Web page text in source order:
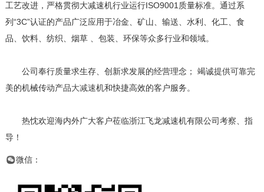
工艺改进，严格贯彻大减速机行业运行ISO9001质量标准。通过系
列“3C”认证的产品广泛应用于冶金、矿山、输送、水利、化工、食
品、饮料、纺织、烟草 、包装、环保等众多行业和领域。
公司奉行质量求生存、创新求发展的经营理念； 竭诚提供可靠完
美的机械传动产品大减速机和快捷高效的客户服务。
热忱欢迎海内外广大客户莅临浙江飞龙减速机有限公司考察、指
导！
微信：